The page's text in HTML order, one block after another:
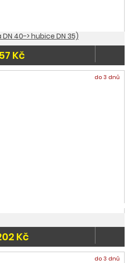
40-> hubice DN 35)
Kč
do 3 dnů
Kč
do 3 dnů